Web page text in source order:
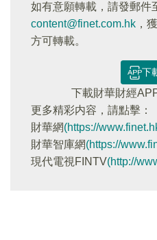
如有意願轉載，請發郵件
content@finet.com.hk ，
方可轉載。
下
下載財華財經
更多精彩内容，請點擊：
財華網(https://
財華智庫網(https://
現代電視FINTV(http://